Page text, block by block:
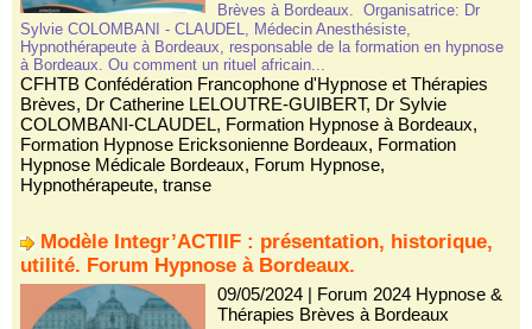
Brèves à Bordeaux. Organisatrice: Dr
Sylvie COLOMBANI - CLAUDEL, Médecin Anesthésiste,
Hypnothérapeute à Bordeaux, responsable de la formation en hypnose
à Bordeaux. Ou comment un rituel africain...
CFHTB Confédération Francophone d'Hypnose et Thérapies
Brèves, Dr Catherine LELOUTRE-GUIBERT, Dr Sylvie
COLOMBANI-CLAUDEL, Formation Hypnose à Bordeaux,
Formation Hypnose Ericksonienne Bordeaux, Formation
Hypnose Médicale Bordeaux, Forum Hypnose,
Hypnothérapeute, transe
Modèle Integr’ACTIIF : présentation, historique,
utilité. Forum Hypnose à Bordeaux.
09/05/2024| Forum 2024 Hypnose &
Thérapies Brèves à Bordeaux